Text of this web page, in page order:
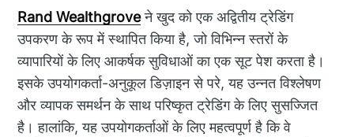
Rand Wealthgroveने खुद को एक अद्वितीय ट्रेडिंग
उपकरण के रूप में स्थापित किया है, जो विभिन्न स्तरों के
व्यापारियों के लिए आकर्षक सुविधाओं का एक सूट पेश करता है।
इसके उपयोगकर्ता-अनुकूल डिज़ाइन से परे, यह उन्नत विश्लेषण
और व्यापक समर्थन के साथ परिष्कृत ट्रेडिंग के लिए सुसज्जित
है। हालांकि, यह उपयोगकर्ताओं के लिए महत्वपूर्ण है कि वे